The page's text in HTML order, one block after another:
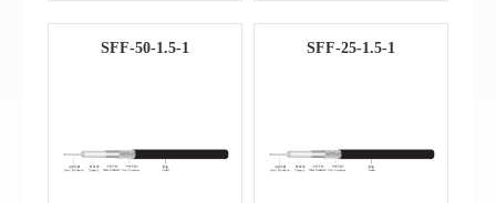
SFF-50-1.5-1 SFF-25-1.5-1